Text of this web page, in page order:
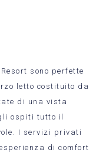
sono perfette
letto costituito da
di una vista
ospiti tutto il
I servizi privati
di comfort